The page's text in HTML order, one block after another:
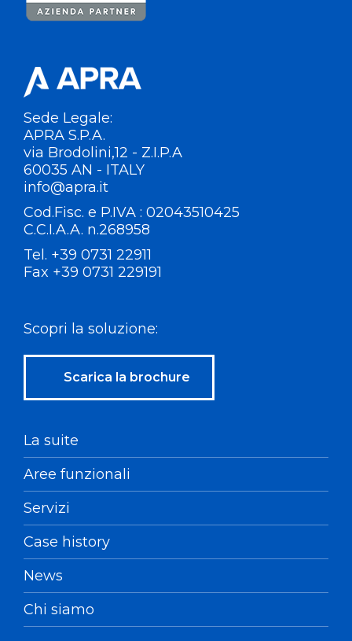
Sede Legale:
APRA S.P.A.
via Brodolini,12 - Z.I.P.A
60035 AN - ITALY
info@apra.it
Cod.Fisc. e P.IVA : 02043510425
C.C.I.A.A. n.268958
Tel. +39 0731 22911
Fax +39 0731 229191
Scopri la soluzione:
Scarica la brochure
La suite
Aree funzionali
Servizi
Case history
News
Chi siamo